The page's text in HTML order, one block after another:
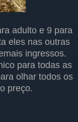
adulto e 9 para
eles nas outras
ingressos.
para todas as
olhar todos os
preço.